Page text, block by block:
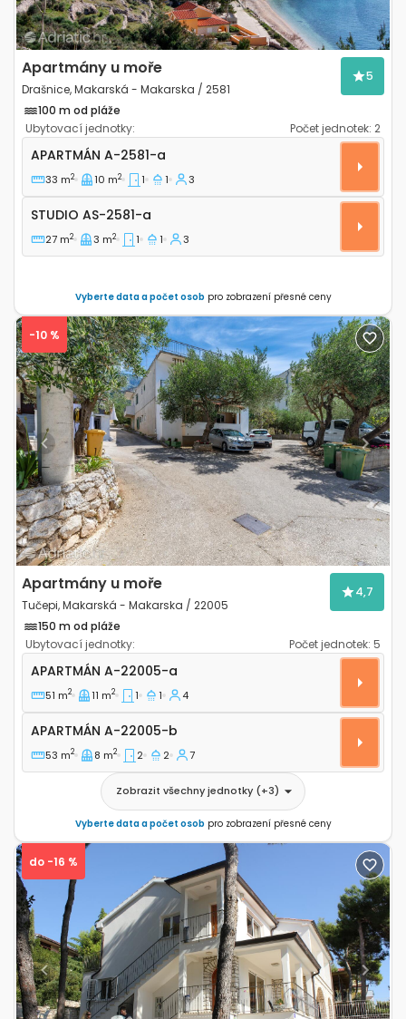
Apartmány u moře
Drašnice, Makarská - Makarska / 2581
5
100 m od pláže
Ubytovací jednotky:
Počet jednotek: 2
Jednopokojový apartmán Drašnice, Makarská -
APARTMÁN A-2581-a
33 m2 10 m2 1 1 3
Studio AS-2581-a
STUDIO AS-2581-a
27 m2 3 m2 1 1 3
Vyberte data a počet osob pro zobrazení přesné ceny
Previous Next
-10 %
Apartmány u moře
Tučepi, Makarská - Makarska / 22005
4,7
150 m od pláže
Ubytovací jednotky:
Počet jednotek: 5
Jednopokojový apartmán Tučepi, Makarská -
APARTMÁN A-22005-a
51 m2 11 m2 1 1 4
Apartmán A-22005-b
APARTMÁN A-22005-b
53 m2 8 m2 2 2 7
Zobrazit všechny jednotky (+3)
Vyberte data a počet osob pro zobrazení přesné ceny
Previous Next
do -16 %